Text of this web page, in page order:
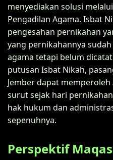
menyediakan solusi
Pengadilan Agama. Isbat
pengesahan pernikahan
yang pernikahannya
agama tetapi belum
putusan Isbat Nikah,
Jember dapat
surut sejak hari
hak hukum dan
sepenuhnya.
Perspektif